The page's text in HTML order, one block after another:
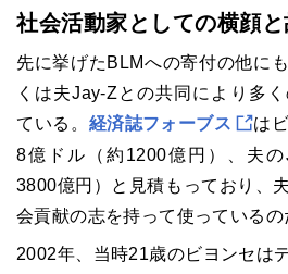
社会活動家としての横顔
先に挙げたBLMへの寄付の他に
くは夫Jay-Zとの共同により多
ている。 経済誌フォーブス
は
8億ドル（約1200億円）、夫
3800億円）と見積もっており、
会貢献の志を持って使っているの
2002年、当時21歳のビヨンセは